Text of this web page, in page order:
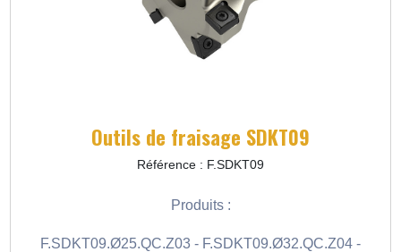
Outils de fraisage SDKT09
Référence : F.SDKT09
Produits :
F.SDKT09.Ø25.QC.Z03 - F.SDKT09.Ø32.QC.Z04 -